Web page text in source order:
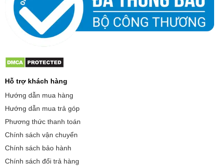
Hỗ trợ khách hàng
Hướng dẫn mua hàng
Hướng dẫn mua trả góp
Phương thức thanh toán
Chính sách vận chuyển
Chính sách bảo hành
Chính sách đổi trả hàng